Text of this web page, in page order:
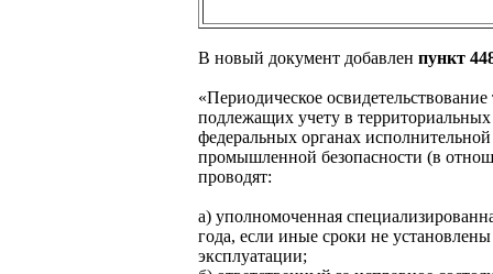
В новый документ добавлен пункт
«Периодическое
подлежащих учету в
федеральных органах
промышленной безопасности (в
проводят:
а) уполномоченная
года, если иные сроки не
эксплуатации;